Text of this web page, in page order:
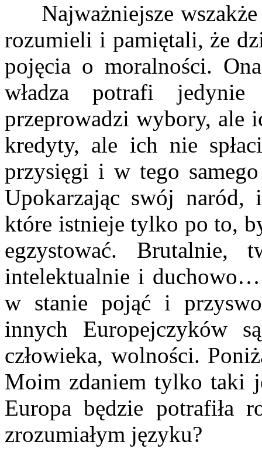
Najważniejsze wszakże
rozumieli i pamiętali, że
pojęcia o moralności.
władza potrafi
przeprowadzi wybory, ale
kredyty, ale ich nie
przysięgi i w tego
Upokarzając swój naród,
które istnieje tylko po to,
egzystować. Brutalnie,
intelektualnie i duchowo…
w stanie pojąć i
innych Europejczyków
człowieka, wolności.
Moim zdaniem tylko taki
Europa będzie potrafiła
zrozumiałym języku?